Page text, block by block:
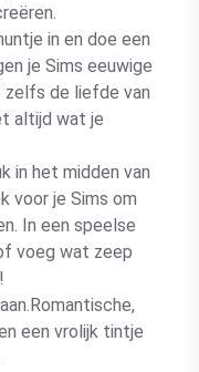
in en doe een
je Sims eeuwige
zelfs de liefde van
altijd wat je
in het midden van
voor je Sims om
In een speelse
voeg wat zeep
een vrolijk tintje